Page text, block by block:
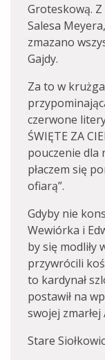
Groteskową.
Salesa
zmazano
Gajdy.
Za to w
czerwone
ŚWIĘTE ZA
pouczenie dla
płaczem się
ofiarą”.
Gdyby nie
Wewiórka i
by się modliły
przywrócili
to kardynał
postawił na
swojej zmarłej
Stare